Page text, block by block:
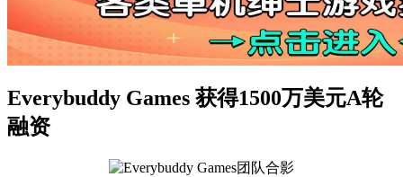
Everybuddy Games 获得1500万美元A轮
融资